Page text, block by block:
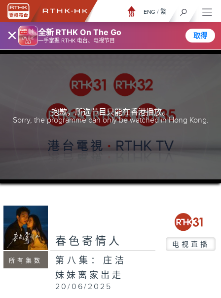
× 全新 RTHK On The Go
一手掌握 RTHK 电台、电视节目
取得
ENG / 繁
抱歉，所选节目只能在香港播放。
Sorry, the programme can only be watched in Hong Kong.
所有集数
春色寄情人 电视直播
第八集：庄洁
妹妹离家岀走
20/06/2025